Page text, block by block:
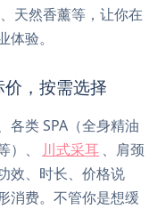
天然香薰等，让你在
验。
价，按需选择
各类 SPA（全身精油
、
川式采耳 、肩颈
效、时长、价格说
消费。不管你是想缓